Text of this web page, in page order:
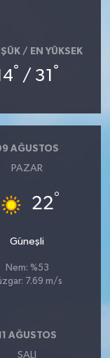
/ EN YÜKSEK
° / 31 °
AĞUSTOS
PAZAR
22°
Güneşli
Nem: %53
7.69 m/s
AĞUSTOS
SALI